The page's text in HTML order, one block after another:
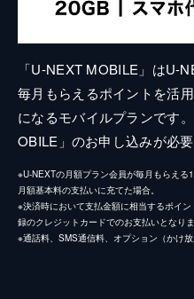
「U-NEXT MOBILE」はU-
毎月もらえるポイントを活
になるモバイルプランです
OBILE」のお申し込みが必要
※U-NEXTの月額プラン会員が毎月もらえ
月額基本料の支払いに充てた場合。
※決済時において支払金額に相当するポイ
録のクレジットカードでのお支払いとなりま
※通話料、SMS通信料、オプション（かけ